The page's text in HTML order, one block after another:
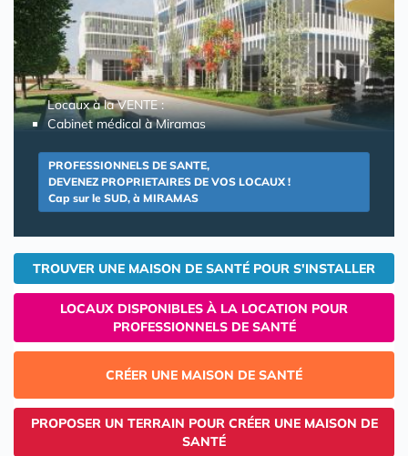
Locaux à la VENTE :
Cabinet médical à Miramas
PROFESSIONNELS DE SANTE,
DEVENEZ PROPRIETAIRES DE VOS LOCAUX !
Cap sur le SUD, à MIRAMAS
TROUVER UNE MAISON DE SANTÉ POUR S'INSTALLER
LOCAUX DISPONIBLES À LA LOCATION POUR
PROFESSIONNELS DE SANTÉ
CRÉER UNE MAISON DE SANTÉ
PROPOSER UN TERRAIN POUR CRÉER UNE MAISON DE
SANTÉ